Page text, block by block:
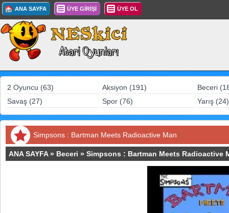
ANA SAYFA ÜYE GİRİŞİ ÜYE OL
2 Oyuncu (63) Aksiyon (191)
Beceri
Savaş (27)
Spor (76) Yarış (24)
Simpsons : Bartman Meets Radioactive Man
ANA SAYFA» Beceri » Simpsons : Bartman Meets Radioactive